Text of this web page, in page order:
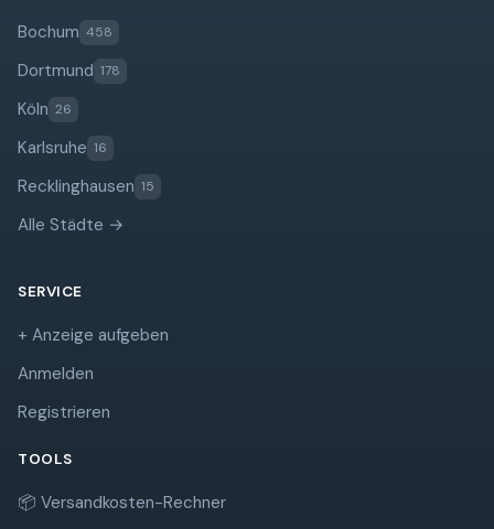
Bochum 458
Dortmund 178
Köln 26
Karlsruhe 16
Recklinghausen 15
Alle Städte →
SERVICE
+ Anzeige aufgeben
Anmelden
Registrieren
TOOLS
📦 Versandkosten-Rechner